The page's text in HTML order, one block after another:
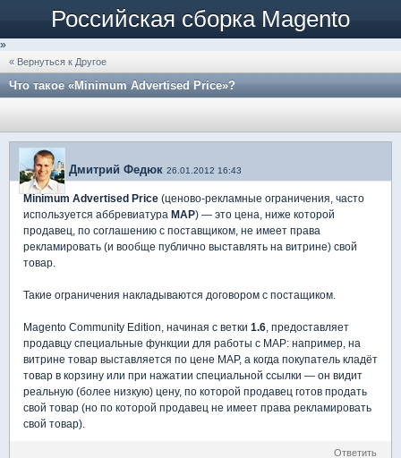
Российская сборка Magento
»
« Вернуться к Другое
Что такое «Minimum Advertised Price»?
Дмитрий Федюк 26.01.2012 16:43
Minimum Advertised Price (ценово-рекламные ограничения, часто
используется аббревиатура MAP) — это цена, ниже которой
продавец, по соглашению с поставщиком, не имеет права
рекламировать (и вообще публично выставлять на витрине) свой
товар.
Такие ограничения накладываются договором с постащиком.
Magento Community Edition, начиная с ветки 1.6, предоставляет
продавцу специальные функции для работы с MAP: например, на
витрине товар выставляется по цене MAP, а когда покупатель кладёт
товар в корзину или при нажатии специальной ссылки — он видит
реальную (более низкую) цену, по которой продавец готов продать
свой товар (но по которой продавец не имеет права рекламировать
свой товар).
Ответить